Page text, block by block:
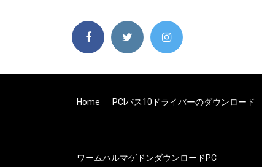
Home PCIバス10ドライバーのダウンロード
ワームハルマゲドンダウンロードPC